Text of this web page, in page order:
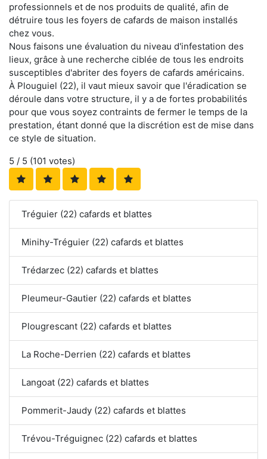
professionnels et de nos produits de qualité, afin de
détruire tous les foyers de cafards de maison installés
chez vous.
Nous faisons une évaluation du niveau d'infestation des
lieux, grâce à une recherche ciblée de tous les endroits
susceptibles d'abriter des foyers de cafards américains.
À Plouguiel (22), il vaut mieux savoir que l'éradication se
déroule dans votre structure, il y a de fortes probabilités
pour que vous soyez contraints de fermer le temps de la
prestation, étant donné que la discrétion est de mise dans
ce style de situation.
5 / 5 (101 votes)
Tréguier (22) cafards et blattes
Minihy-Tréguier (22) cafards et blattes
Trédarzec (22) cafards et blattes
Pleumeur-Gautier (22) cafards et blattes
Plougrescant (22) cafards et blattes
La Roche-Derrien (22) cafards et blattes
Langoat (22) cafards et blattes
Pommerit-Jaudy (22) cafards et blattes
Trévou-Tréguignec (22) cafards et blattes